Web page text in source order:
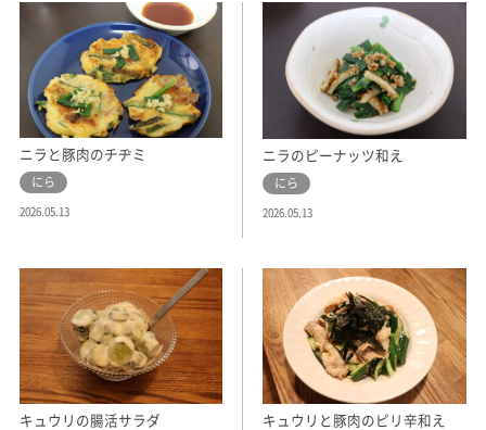
ニラと豚肉のチヂミ
にら
2026.05.13
ニラのピーナッツ和え
にら
2026.05.13
キュウリの腸活サラダ キュウリと豚肉のピリ辛和え